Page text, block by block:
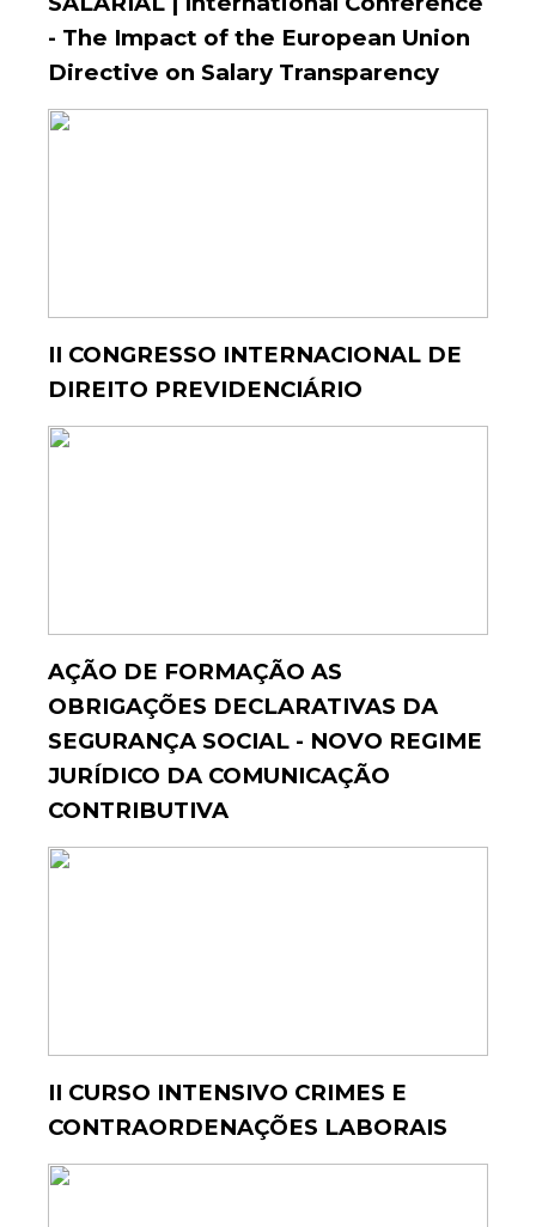
- The Impact of the European Union
Directive on Salary Transparency
II CONGRESSO INTERNACIONAL DE
DIREITO PREVIDENCIÁRIO
AÇÃO DE FORMAÇÃO AS
OBRIGAÇÕES DECLARATIVAS DA
SEGURANÇA SOCIAL - NOVO REGIME
JURÍDICO DA COMUNICAÇÃO
CONTRIBUTIVA
II CURSO INTENSIVO CRIMES E
CONTRAORDENAÇÕES LABORAIS